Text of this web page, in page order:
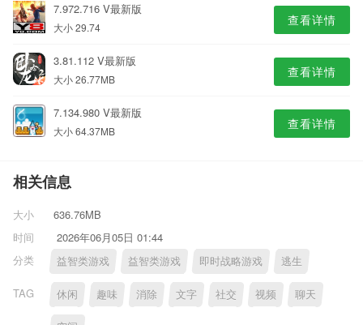
7.972.716 V最新版
大小 29.74 查看详情
3.81.112 V最新版
大小 26.77MB 查看详情
7.134.980 V最新版
大小 64.37MB 查看详情
相关信息
大小
636.76MB
时间
2026年06月05日 01:44
分类
益智类游戏 益智类游戏 即时战略游戏 逃生
TAG 休闲 趣味 消除 文字 社交 视频 聊天